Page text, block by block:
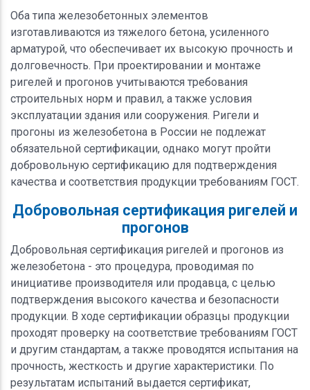
Оба типа железобетонных элементов
изготавливаются из тяжелого бетона, усиленного
арматурой, что обеспечивает их высокую прочность и
долговечность. При проектировании и монтаже
ригелей и прогонов учитываются требования
строительных норм и правил, а также условия
эксплуатации здания или сооружения. Ригели и
прогоны из железобетона в России не подлежат
обязательной сертификации, однако могут пройти
добровольную сертификацию для подтверждения
качества и соответствия продукции требованиям ГОСТ.
Добровольная сертификация ригелей и
прогонов
Добровольная сертификация ригелей и прогонов из
железобетона - это процедура, проводимая по
инициативе производителя или продавца, с целью
подтверждения высокого качества и безопасности
продукции. В ходе сертификации образцы продукции
проходят проверку на соответствие требованиям ГОСТ
и другим стандартам, а также проводятся испытания на
прочность, жесткость и другие характеристики. По
результатам испытаний выдается сертификат,